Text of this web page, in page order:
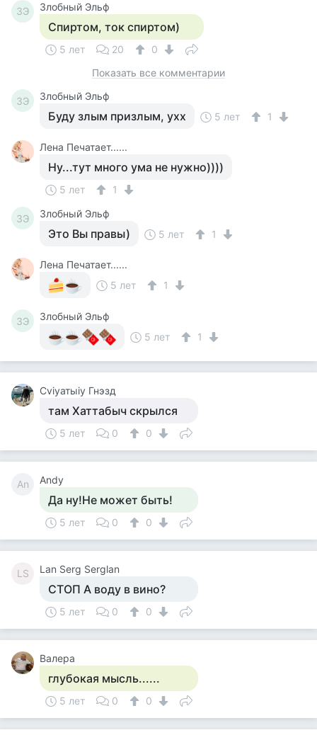
ЗЭ Злобный Эльф
Спиртом, ток спиртом)
5 лет 20
0
Показать все комментарии
ЗЭ Злобный Эльф
Буду злым призлым, ухх 5 лет 1
Лена Печатает......
Ну...тут много ума не нужно))))
5 лет 1
ЗЭ Злобный Эльф
Это Вы правы) 5 лет 1
Лена Печатает......
5 лет
1
ЗЭ
Злобный Эльф
5 лет
1
Cviyатыiy Гнэзд
там Хаттабыч скрылся
5 лет 0 0
An Andy
Да ну!Не может быть!
5 лет 0 0
LS Lan Serg Serglan
СТОП А воду в вино?
5 лет 0 0
Валера
глубокая мысль......
5 лет 0 0